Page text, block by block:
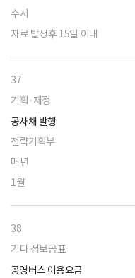
수시
자료 발생후 15일 이내
37
기획·재정
공사채 발행
전략기획부
매년
1월
38
기타 정보공표
공영버스 이용요금